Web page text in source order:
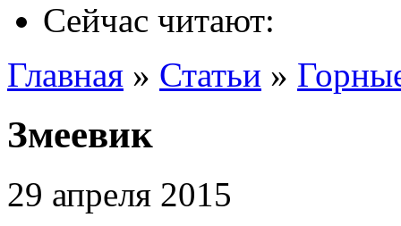
Сейчас читают:
Главная » Статьи »
Змеевик
29 апреля 2015